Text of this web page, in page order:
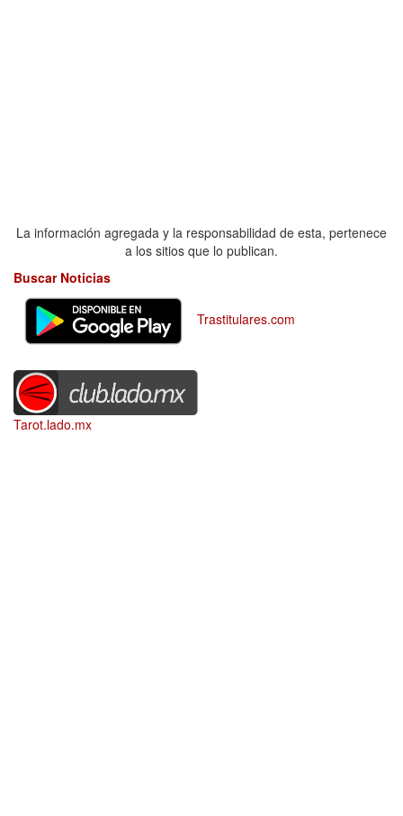
La información agregada y la responsabilidad de esta, pertenece
a los sitios que lo publican.
Buscar Noticias
Trastitulares.com
Tarot.lado.mx